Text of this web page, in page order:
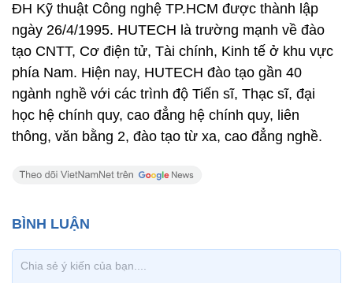
ĐH Kỹ thuật Công nghệ TP.HCM được thành lập
ngày 26/4/1995. HUTECH là trường mạnh về đào
tạo CNTT, Cơ điện tử, Tài chính, Kinh tế ở khu vực
phía Nam. Hiện nay, HUTECH đào tạo gần 40
ngành nghề với các trình độ Tiến sĩ, Thạc sĩ, đại
học hệ chính quy, cao đẳng hệ chính quy, liên
thông, văn bằng 2, đào tạo từ xa, cao đẳng nghề.